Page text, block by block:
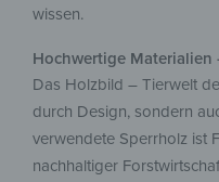
wissen.
Hochwertige
Das Holzbild – Tierwelt
durch Design, sondern
verwendete Sperrholz ist
nachhaltiger